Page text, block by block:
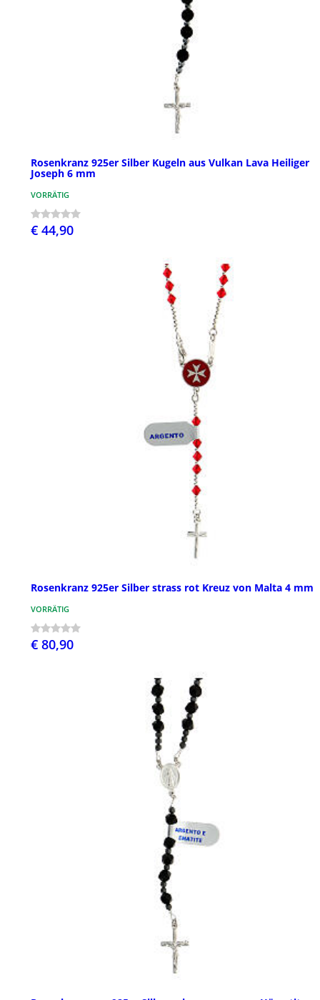
Rosenkranz 925er Silber Kugeln aus Vulkan Lava Heiliger
Joseph 6 mm
VORRÄTIG
€ 44,90
Rosenkranz 925er Silber strass rot Kreuz von Malta 4 mm
VORRÄTIG
€ 80,90